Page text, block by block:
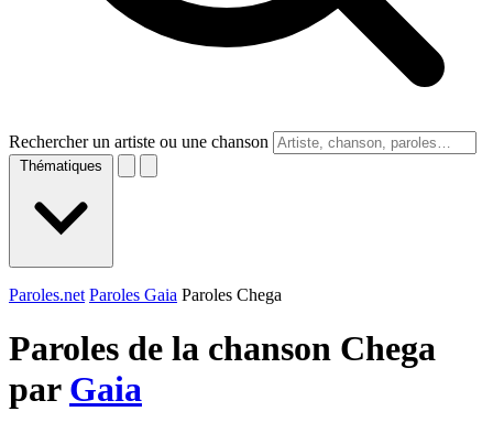
Rechercher un artiste ou une chanson
Thématiques
Paroles.net Paroles Gaia Paroles Chega
Paroles de la chanson Chega
par Gaia